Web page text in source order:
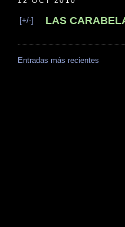
[+/-] LAS
Entradas más recientes